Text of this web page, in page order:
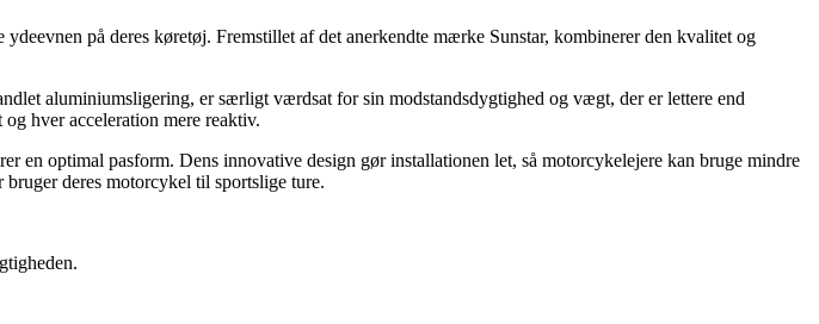
på deres køretøj. Fremstillet af det anerkendte mærke Sunstar, kombinerer den kvalitet og
aluminiumsligering, er særligt værdsat for sin modstandsdygtighed og vægt, der er lettere end
hver acceleration mere reaktiv.
optimal pasform. Dens innovative design gør installationen let, så motorcykelejere kan bruge mindre
deres motorcykel til sportslige ture.